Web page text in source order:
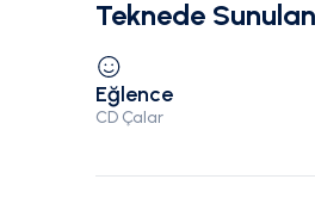
Teknede
Eğlence
CD Çalar